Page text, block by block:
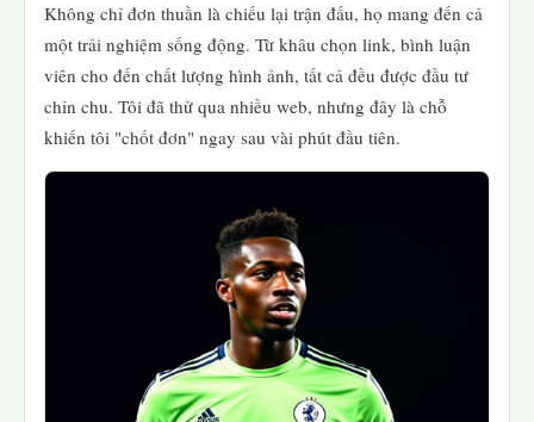
Không chỉ đơn thuần là chiếu lại trận đấu, họ mang đến cả
một trải nghiệm sống động. Từ khâu chọn link, bình luận
viên cho đến chất lượng hình ảnh, tất cả đều được đầu tư
chỉn chu. Tôi đã thử qua nhiều web, nhưng đây là chỗ
khiến tôi "chốt đơn" ngay sau vài phút đầu tiên.